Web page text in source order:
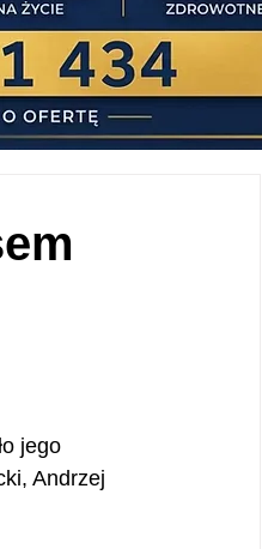
jego
Andrzej